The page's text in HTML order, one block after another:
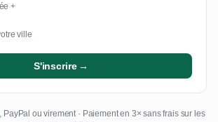
+
ville
S'inscrire →
ou virement · Paiement en 3× sans frais sur les